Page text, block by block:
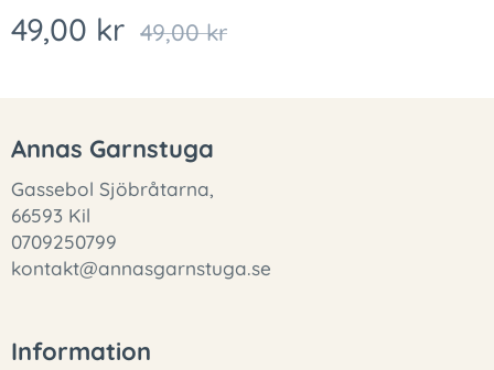
49,00 kr 49,00kr
Annas Garnstuga
Gassebol Sjöbråtarna,
66593 Kil
0709250799
kontakt@annasgarnstuga.se
Information